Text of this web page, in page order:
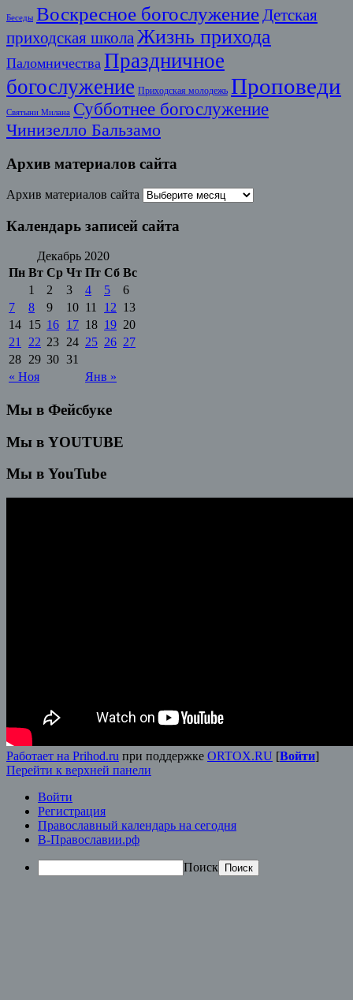
Беседы Воскресное богослужение Детская
приходская школа Жизнь прихода
Паломничества Праздничное
богослужение Приходская молодежь Проповеди
Святыни Милана Субботнее богослужение
Чинизелло Бальзамо
Архив материалов сайта
Архив материалов сайта
Календарь записей сайта
Декабрь 2020
Пн Вт Ср Чт Пт Сб Вс
« Ноя Янв »
1 2 3 4 5
6
7
8 9 10 11 12 13
14 15 16 17 18 19 20
21
22 23 24 25 26 27
28 29 30 31
Мы в Фейсбуке
Мы в YOUTUBE
Мы в YouTube
Работает на Prihod.ru при поддержке ORTOX.RU [Войти]
Перейти к верхней панели
Войти
Регистрация
Православный календарь на сегодня
В-Православии.рф
Поиск